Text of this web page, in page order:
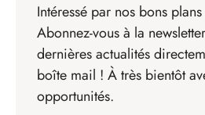
Intéressé par nos bons
Abonnez-vous à la
dernières actualités
boîte mail ! À très bientôt
opportunités.